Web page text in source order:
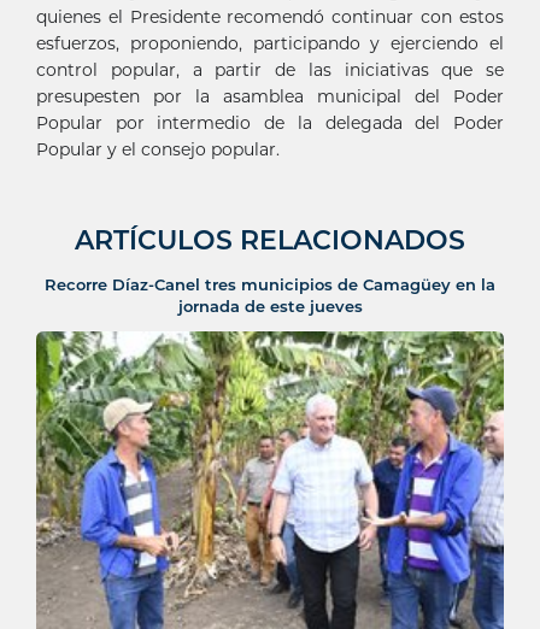
quienes el Presidente recomendó continuar con estos
esfuerzos, proponiendo, participando y ejerciendo el
control popular, a partir de las iniciativas que se
presupesten por la asamblea municipal del Poder
Popular por intermedio de la delegada del Poder
Popular y el consejo popular.
ARTÍCULOS RELACIONADOS
Recorre Díaz-Canel tres municipios de Camagüey en la
jornada de este jueves